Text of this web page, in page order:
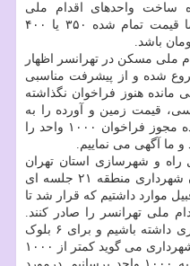
شده ساخت واحدهای اقدام ملی
مسکن را پوشش دهد که اگر فرضا قیمت تمام شده ۳۵۰ یا ۴۰۰
ملی مسکن در تهرانسر اظهار
شروع شده و از پیشرفت مناسبی
برای ۱۰۰۰ واحد باقی مانده هنوز فراخوان نگذاشته
قیمت زمین و آورده را به
۱۰۰۰ واحد را
آگهی می نماییم.
راه و شهرسازی استان تهران
خاطرنشان کرد: به تازگی با مسؤلان شهرداری منطقه ۲۱ جلسه ای
موارد داشتیم که قرار شد تا
ملی تهرانسر را صادر کنند.
نظر ما این است که بارگذاری بیشتری داشته باشیم و برای ۶ بلوک
باقی مانده دستور نقشه صادر کنند. شهرداری می گوید کمتر از ۱۰۰۰